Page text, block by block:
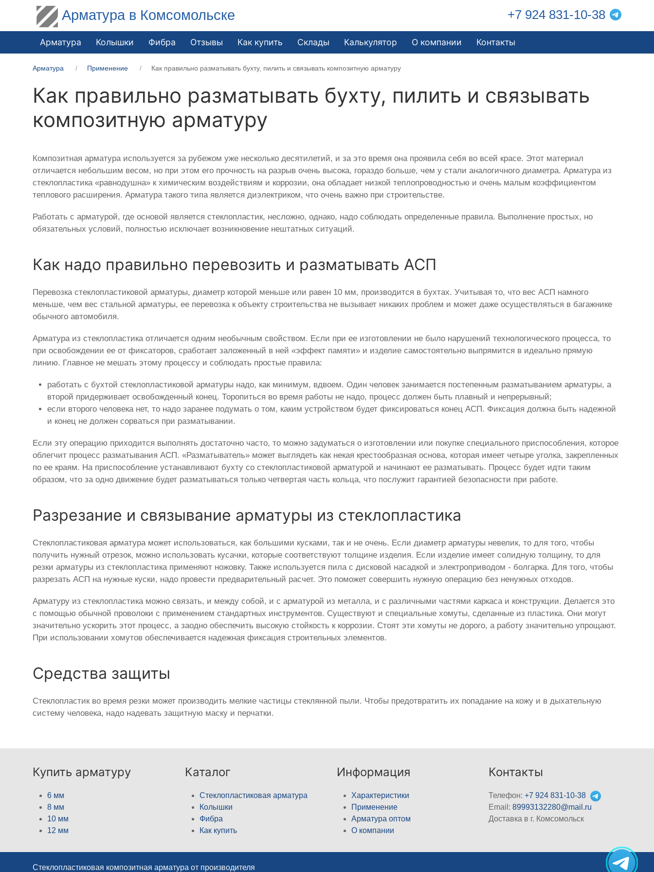
Арматура в Комсомольске +7 924 831-10-38
Арматура Колышки Фибра Отзывы Как купить Склады Калькулятор О компании Контакты
Арматура Применение Как правильно разматывать бухту, пилить и связывать композитную арматуру
Как правильно разматывать бухту, пилить и связывать
композитную арматуру
Композитная арматура используется за рубежом уже несколько десятилетий, и за это время она проявила себя во всей красе. Этот материал
отличается небольшим весом, но при этом его прочность на разрыв очень высока, гораздо больше, чем у стали аналогичного диаметра. Арматура из
стеклопластика «равнодушна» к химическим воздействиям и коррозии, она обладает низкой теплопроводностью и очень малым коэффициентом
теплового расширения. Арматура такого типа является диэлектриком, что очень важно при строительстве.
Работать с арматурой, где основой является стеклопластик, несложно, однако, надо соблюдать определенные правила. Выполнение простых, но
обязательных условий, полностью исключает возникновение нештатных ситуаций.
Как надо правильно перевозить и разматывать АСП
Перевозка стеклопластиковой арматуры, диаметр которой меньше или равен 10 мм, производится в бухтах. Учитывая то, что вес АСП намного
меньше, чем вес стальной арматуры, ее перевозка к объекту строительства не вызывает никаких проблем и может даже осуществляться в багажнике
обычного автомобиля.
Арматура из стеклопластика отличается одним необычным свойством. Если при ее изготовлении не было нарушений технологического процесса, то
при освобождении ее от фиксаторов, сработает заложенный в ней «эффект памяти» и изделие самостоятельно выпрямится в идеально прямую
линию. Главное не мешать этому процессу и соблюдать простые правила:
работать с бухтой стеклопластиковой арматуры надо, как минимум, вдвоем. Один человек занимается постепенным разматыванием арматуры, а
второй придерживает освобожденный конец. Торопиться во время работы не надо, процесс должен быть плавный и непрерывный;
если второго человека нет, то надо заранее подумать о том, каким устройством будет фиксироваться конец АСП. Фиксация должна быть надежной
и конец не должен сорваться при разматывании.
Если эту операцию приходится выполнять достаточно часто, то можно задуматься о изготовлении или покупке специального приспособления, которое
облегчит процесс разматывания АСП. «Разматыватель» может выглядеть как некая крестообразная основа, которая имеет четыре уголка, закрепленных
по ее краям. На приспособление устанавливают бухту со стеклопластиковой арматурой и начинают ее разматывать. Процесс будет идти таким
образом, что за одно движение будет разматываться только четвертая часть кольца, что послужит гарантией безопасности при работе.
Разрезание и связывание арматуры из стеклопластика
Стеклопластиковая арматура может использоваться, как большими кусками, так и не очень. Если диаметр арматуры невелик, то для того, чтобы
получить нужный отрезок, можно использовать кусачки, которые соответствуют толщине изделия. Если изделие имеет солидную толщину, то для
резки арматуры из стеклопластика применяют ножовку. Также используется пила с дисковой насадкой и электроприводом - болгарка. Для того, чтобы
разрезать АСП на нужные куски, надо провести предварительный расчет. Это поможет совершить нужную операцию без ненужных отходов.
Арматуру из стеклопластика можно связать, и между собой, и с арматурой из металла, и с различными частями каркаса и конструкции. Делается это
с помощью обычной проволоки с применением стандартных инструментов. Существуют и специальные хомуты, сделанные из пластика. Они могут
значительно ускорить этот процесс, а заодно обеспечить высокую стойкость к коррозии. Стоят эти хомуты не дорого, а работу значительно упрощают.
При использовании хомутов обеспечивается надежная фиксация строительных элементов.
Средства защиты
Стеклопластик во время резки может производить мелкие частицы стеклянной пыли. Чтобы предотвратить их попадание на кожу и в дыхательную
систему человека, надо надевать защитную маску и перчатки.
Купить арматуру
6 мм
8 мм
10 мм
12 мм
Каталог
Стеклопластиковая арматура
Колышки
Фибра
Как купить
Информация
Характеристики
Применение
Арматура оптом
О компании
Контакты
Телефон:+7 924 831-10-38
Email:89993132280@mail.ru
Доставка в г. Комсомольск
Стеклопластиковая композитная арматура от производителя